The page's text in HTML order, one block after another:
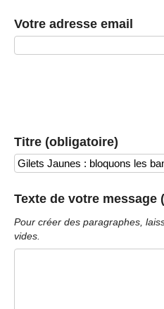
Votre adresse email
Titre (obligatoire)
Texte de votre message
Pour créer des paragraphes,
vides.